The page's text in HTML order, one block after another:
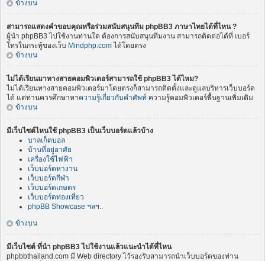
ข้างบน
สามารถแสดงคำขอบคุณหรือร่วมสนับสนุนทีม phpBB3 ภาษาไทยได้ที่ไหน ?
ผู้นำ phpBB3 ไปใช้งานท่านใด ต้องการสนับสนุนทีมงาน สามารถติดต่อได้ที่ เบอร์
โทรในกระทู้ของเว็บ Mindphp.com ได้โดยตรง
ข้างบน
ไม่ได้เรียนมาทางสายคอมพิวเตอร์สามารถใช้ phpBB3 ได้ไหม?
ไม่ได้เรียนทางสายคอมพิวเตอร์มาโดยตรงก็สามารถติดตั้งและดูแลบริหารเว็บบอร์ด
ได้ แต่ท่านควรศึกษาหาความรู้เกี่ยวกับคำศัพท์ ความรู้คอมพิวเตอร์พื้นฐานเพิ่มเติม
ข้างบน
มีเว็บไซต์ไหนใช้ phpBB3 เป็นเว็บบอร์ดแล้วบ้าง
บาลเก็ตบอล
บ้านที่อยู่อาศัย
เครื่องใช้ไฟฟ้า
เว็บบอร์ดหางาน
เว็บบอร์ดกีฬา
เว็บบอร์ดเกษตร
เว็บบอร์ดท่องเที่ยว
phpBB Showcase ฯลฯ..
ข้างบน
มีเว็บไซต์ ที่นำ phpBB3 ไปใช้งานแล้วแนะนำได้ที่ไหน
phpbbthailand.com มี Web directory ไว้รองรับสามารถนำเว็บบอร์ดของท่าน